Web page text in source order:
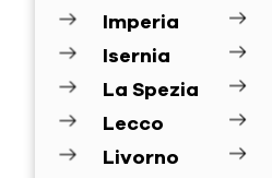
Imperia
Isernia
La Spezia
Lecco
Livorno